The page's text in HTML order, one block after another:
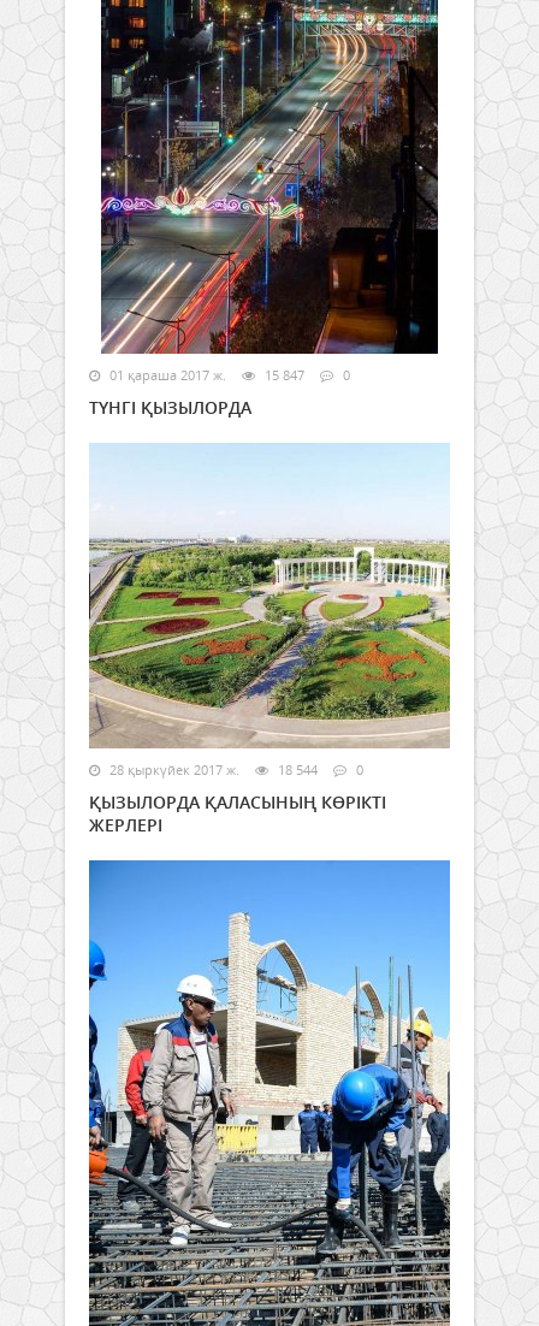
01 қараша 2017 ж. 15 847 0
ТҮНГІ ҚЫЗЫЛОРДА
28 қыркүйек 2017 ж. 18 544 0
ҚЫЗЫЛОРДА ҚАЛАСЫНЫҢ КӨРІКТІ
ЖЕРЛЕРІ